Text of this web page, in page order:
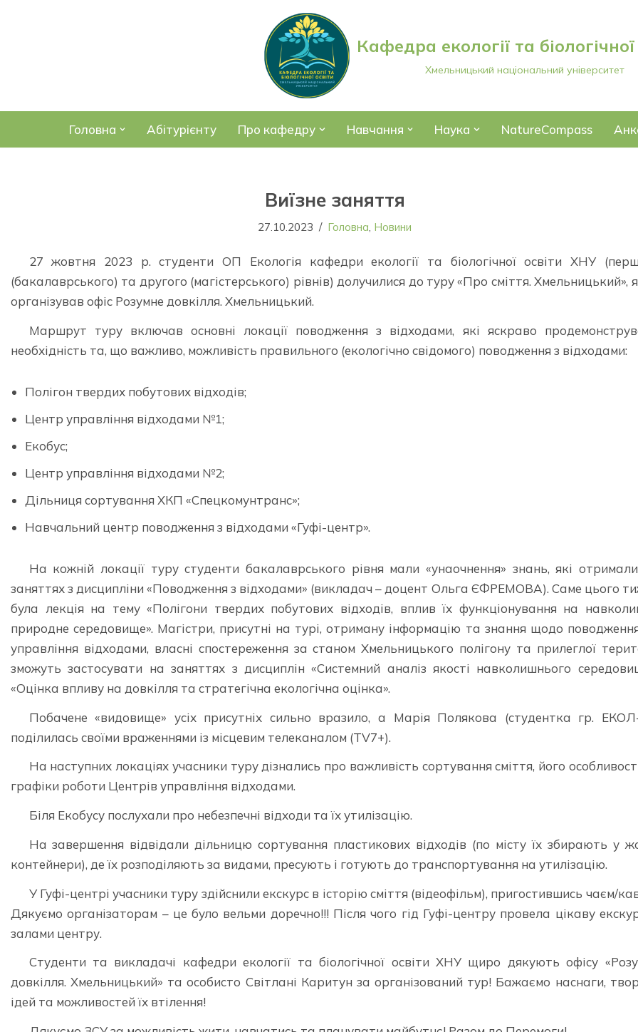
Кафедра екології та біологічної
Хмельницький національний університет
Головна Абітурієнту Про кафедру Навчання Наука NatureCompass
Виїзне заняття
27.10.2023 Головна, Новини
27 жовтня 2023 р. студенти ОП Екологія кафедри екології та біологічної освіти ХНУ
(бакалаврського) та другого (магістерського) рівнів) долучилися до туру «Про сміття. Хмельницький»,
організував офіс Розумне довкілля. Хмельницький.
Маршрут туру включав основні локації поводження з відходами, які яскраво
необхідність та, що важливо, можливість правильного (екологічно свідомого) поводження з відходами:
Полігон твердих побутових відходів;
Центр управління відходами №1;
Екобус;
Центр управління відходами №2;
Дільниця сортування ХКП «Спецкомунтранс»;
Навчальний центр поводження з відходами «Гуфі-центр».
На кожній локації туру студенти бакалаврського рівня мали «унаочнення» знань, які
заняттях з дисципліни «Поводження з відходами» (викладач – доцент Ольга ЄФРЕМОВА). Саме цього
була лекція на тему «Полігони твердих побутових відходів, вплив їх функціонування на
природне середовище». Магістри, присутні на турі, отриману інформацію та знання щодо
управління відходами, власні спостереження за станом Хмельницького полігону та прилеглої
зможуть застосувати на заняттях з дисциплін «Системний аналіз якості навколишнього
«Оцінка впливу на довкілля та стратегічна екологічна оцінка».
Побачене «видовище» усіх присутніх сильно вразило, а Марія Полякова (студентка гр.
поділилась своїми враженнями із місцевим телеканалом (TV7+).
На наступних локаціях учасники туру дізнались про важливість сортування сміття, його
графіки роботи Центрів управління відходами.
Біля Екобусу послухали про небезпечні відходи та їх утилізацію.
На завершення відвідали дільницю сортування пластикових відходів (по місту їх збирають у
контейнери), де їх розподіляють за видами, пресують і готують до транспортування на утилізацію.
У Гуфі-центрі учасники туру здійснили екскурс в історію сміття (відеофільм), пригостившись чаєм/
Дякуємо організаторам – це було вельми доречно!!! Після чого гід Гуфі-центру провела цікаву
залами центру.
Студенти та викладачі кафедри екології та біологічної освіти ХНУ щиро дякують офісу
довкілля. Хмельницький» та особисто Світлані Каритун за організований тур! Бажаємо наснаги,
ідей та можливостей їх втілення!